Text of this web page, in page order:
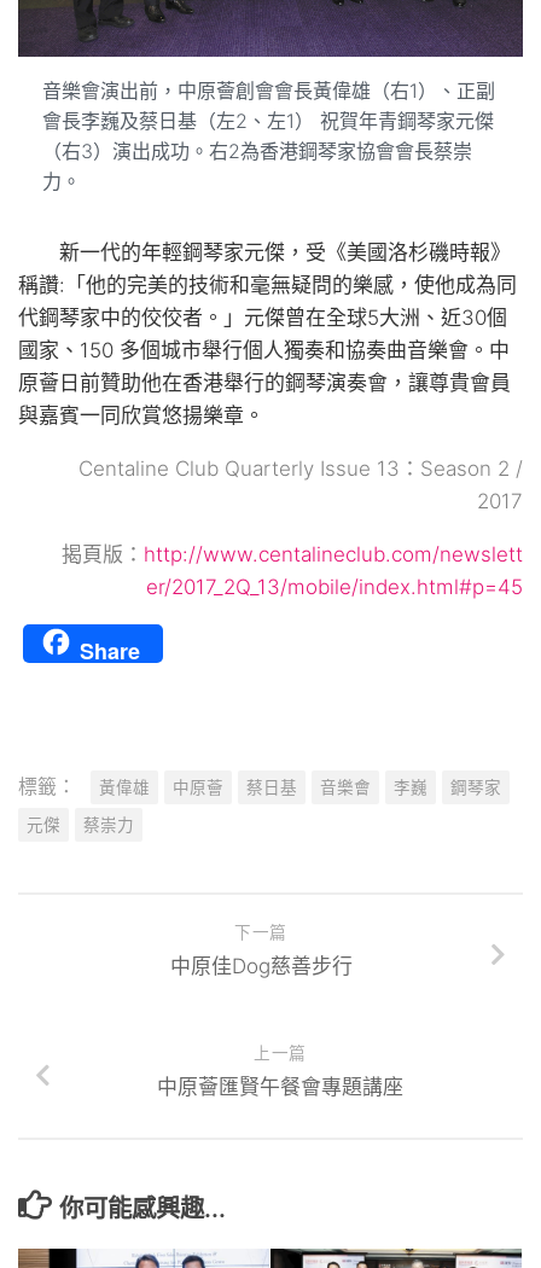
音樂會演出前，中原薈創會會長黃偉雄（右1）、正副
會長李巍及蔡日基（左2、左1） 祝賀年青鋼琴家元傑
（右3）演出成功。右2為香港鋼琴家協會會長蔡崇
力。
新一代的年輕鋼琴家元傑，受《美國洛杉磯時報》
稱讚:「他的完美的技術和毫無疑問的樂感，使他成為同
代鋼琴家中的佼佼者。」元傑曾在全球5大洲、近30個
國家、150 多個城市舉行個人獨奏和協奏曲音樂會。中
原薈日前贊助他在香港舉行的鋼琴演奏會，讓尊貴會員
與嘉賓一同欣賞悠揚樂章。
Centaline Club Quarterly Issue 13：Season 2 /
2017
揭頁版： http://www.centalineclub.com/newslett
er/2017_2Q_13/mobile/index.html#p=45
Share
標籤： 黃偉雄 中原薈 蔡日基 音樂會 李巍
鋼琴家
元傑
蔡崇力
下一篇
中原佳Dog慈善步行
上一篇
中原薈匯賢午餐會專題講座
你可能感興趣...